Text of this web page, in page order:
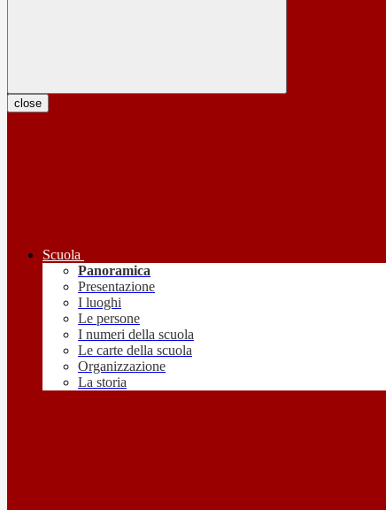
close
Scuola
Panoramica
Presentazione
I luoghi
Le persone
I numeri della scuola
Le carte della scuola
Organizzazione
La storia